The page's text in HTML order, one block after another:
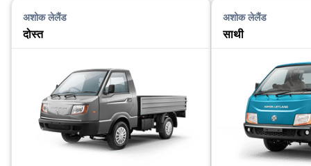
अशोक लेलैंड
दोस्त
अशोक लेलैंड
साथी